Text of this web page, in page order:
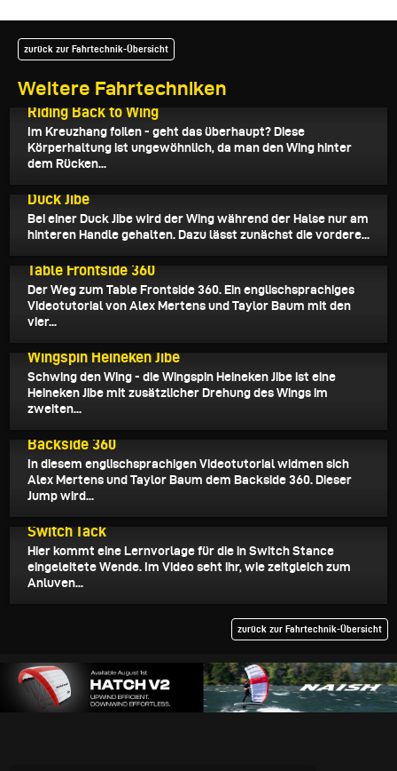
Weitere Fahrtechniken
zurück zur Fahrtechnik-Übersicht
19.01.2023
Riding Back to Wing
Im Kreuzhang foilen - geht das überhaupt? Diese
Körperhaltung ist ungewöhnlich, da man den Wing hinter
dem Rücken...
Duck Jibe
Bei einer Duck Jibe wird der Wing während der Halse nur am
hinteren Handle gehalten. Dazu lässt zunächst die vordere...
Table Frontside 360
Der Weg zum Table Frontside 360. Ein englischsprachiges
Videotutorial von Alex Mertens und Taylor Baum mit den
vier...
Wingspin Heineken Jibe
Schwing den Wing - die Wingspin Heineken Jibe ist eine
Heineken Jibe mit zusätzlicher Drehung des Wings im
zweiten...
Backside 360
In diesem englischsprachigen Videotutorial widmen sich
Alex Mertens und Taylor Baum dem Backside 360. Dieser
Jump wird...
Switch Tack
Hier kommt eine Lernvorlage für die in Switch Stance
eingeleitete Wende. Im Video seht ihr, wie zeitgleich zum
Anluven...
zurück zur Fahrtechnik-Übersicht